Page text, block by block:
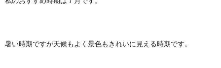
暑い時期ですが天候もよく景色もきれいに見える時期です。